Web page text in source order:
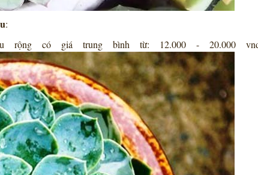
:
có giá trung bình từ: 12.000 - 20.000